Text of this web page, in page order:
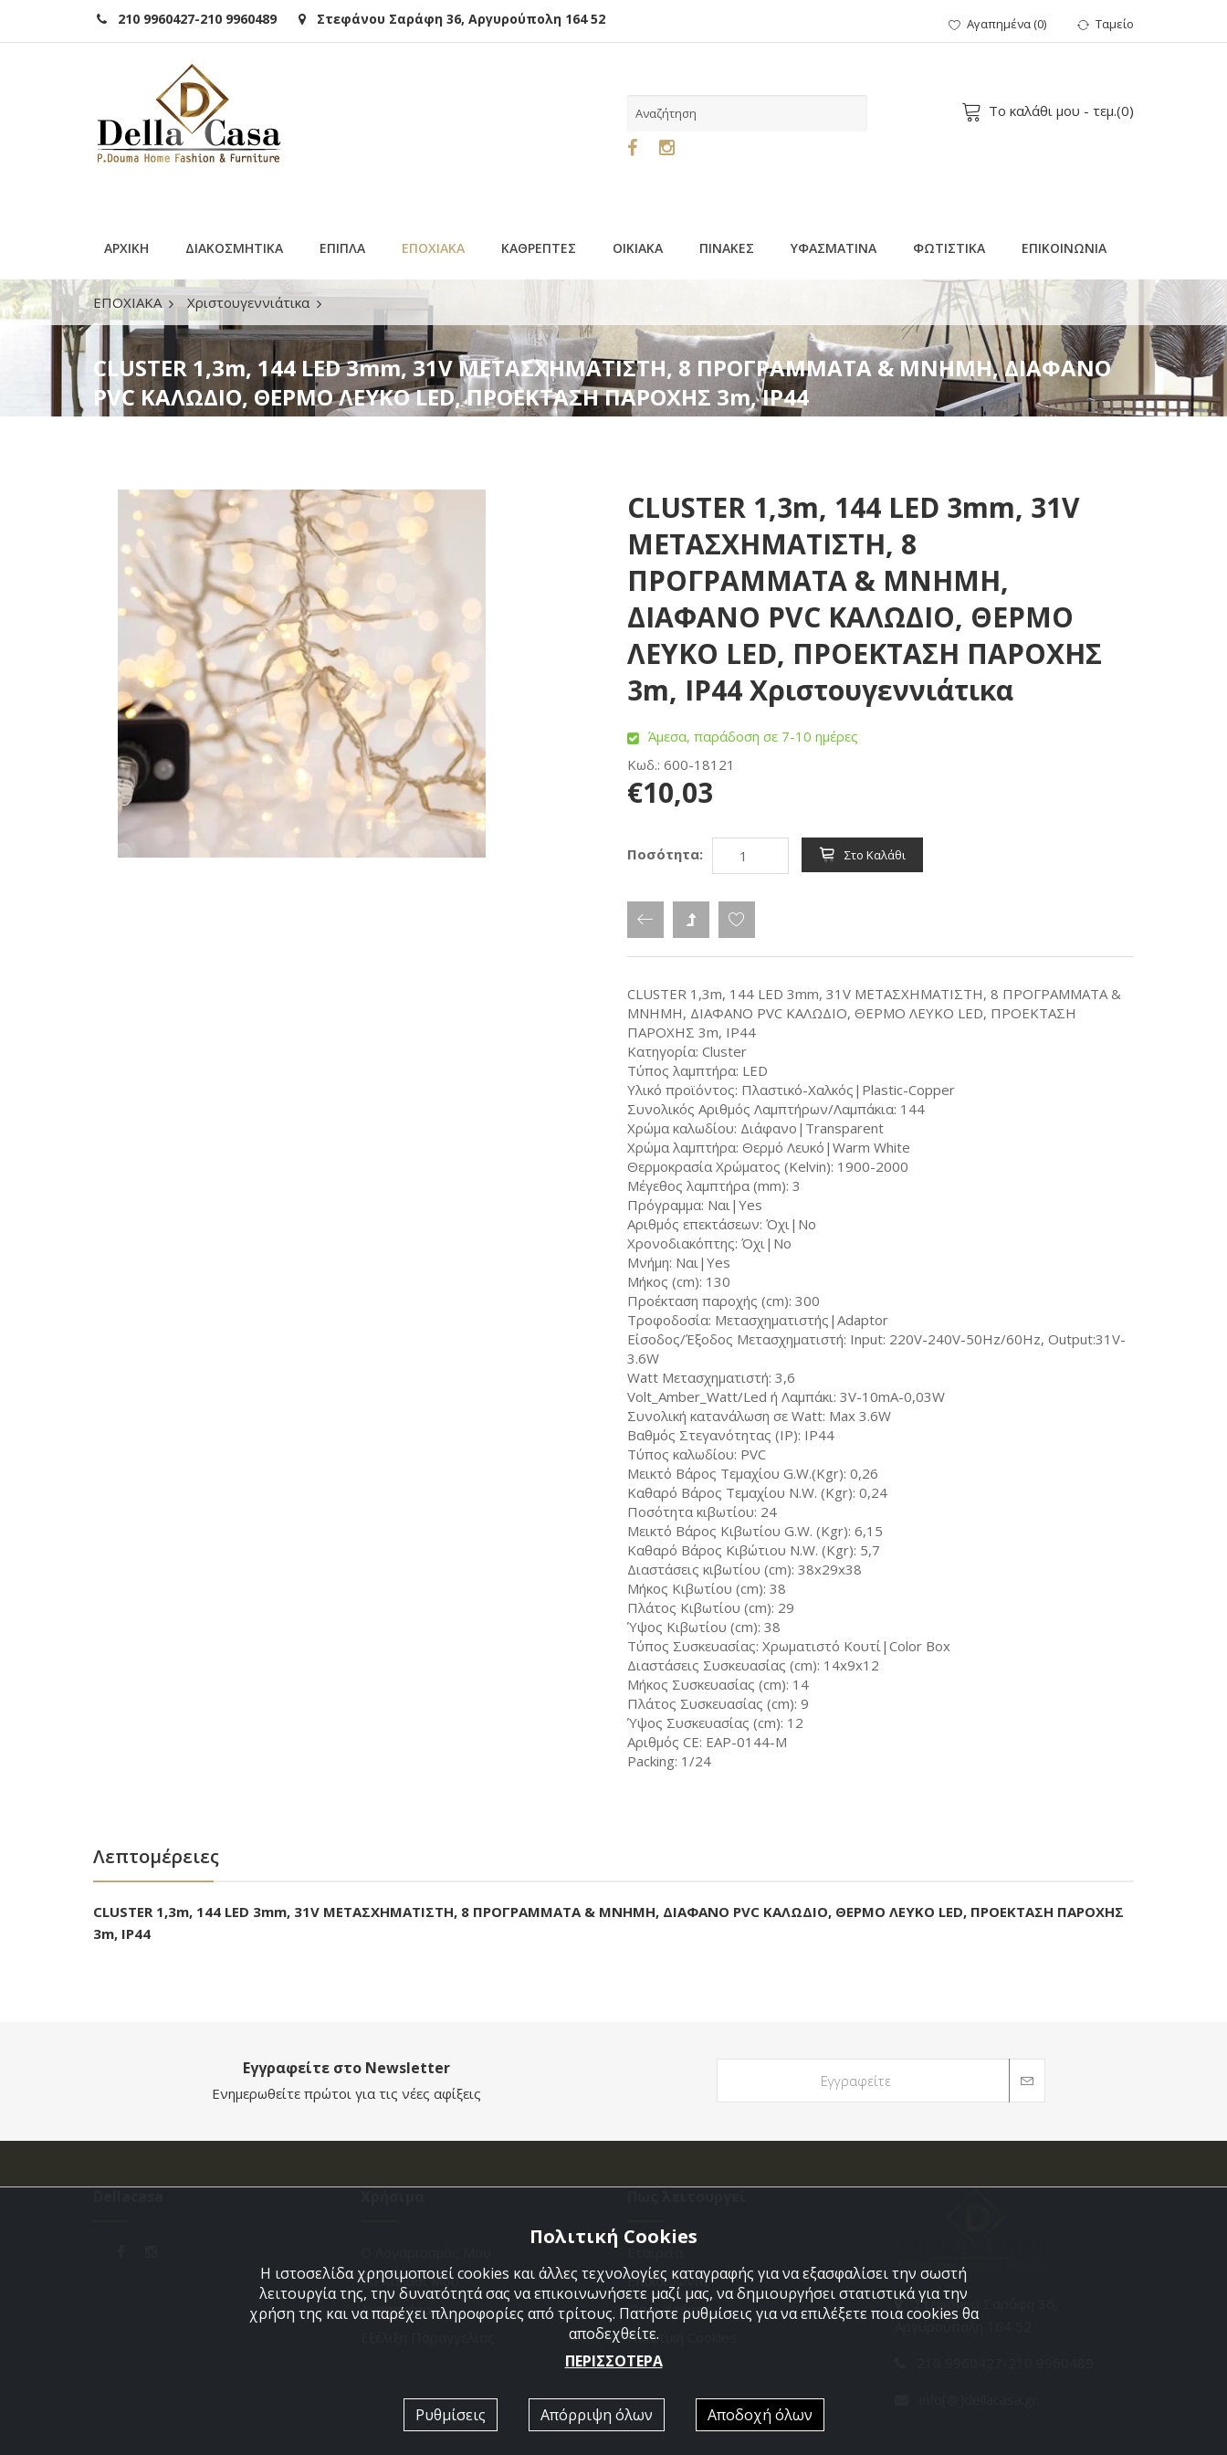
210 9960427-210 9960489 Στεφάνου Σαράφη 36, Αργυρούπολη 164 52 Αγαπημένα(0) Ταμείο
Το καλάθι μου - τεμ.(0)
ΑΡΧΙΚΗ ΔΙΑΚΟΣΜΗΤΙΚΑ ΕΠΙΠΛΑ ΕΠΟΧΙΑΚΑ ΚΑΘΡΕΠΤΕΣ ΟΙΚΙΑΚΑ ΠΙΝΑΚΕΣ ΥΦΑΣΜΑΤΙΝΑ ΦΩΤΙΣΤΙΚΑ ΕΠΙΚΟΙΝΩΝΙΑ
ΕΠΟΧΙΑΚΑ Χριστουγεννιάτικα
CLUSTER 1,3m, 144 LED 3mm, 31V ΜΕΤΑΣΧΗΜΑΤΙΣΤΗ, 8 ΠΡΟΓΡΑΜΜΑΤΑ & ΜΝΗΜΗ, ΔΙΑΦΑΝΟ PVC ΚΑΛΩΔΙΟ, ΘΕΡΜΟ ΛΕΥΚΟ LED, ΠΡΟΕΚΤΑΣΗ ΠΑΡΟΧΗΣ
3m, IP44
CLUSTER 1,3m, 144 LED 3mm, 31V ΜΕΤΑΣΧΗΜΑΤΙΣΤΗ, 8 ΠΡΟΓΡΑΜΜΑΤΑ & ΜΝΗΜΗ, ΔΙΑΦΑΝΟ
PVC ΚΑΛΩΔΙΟ, ΘΕΡΜΟ ΛΕΥΚΟ LED, ΠΡΟΕΚΤΑΣΗ ΠΑΡΟΧΗΣ 3m, IP44
CLUSTER 1,3m, 144 LED 3mm, 31V
ΜΕΤΑΣΧΗΜΑΤΙΣΤΗ, 8
ΠΡΟΓΡΑΜΜΑΤΑ & ΜΝΗΜΗ,
ΔΙΑΦΑΝΟ PVC ΚΑΛΩΔΙΟ, ΘΕΡΜΟ
ΛΕΥΚΟ LED, ΠΡΟΕΚΤΑΣΗ ΠΑΡΟΧΗΣ
3m, IP44 Χριστουγεννιάτικα
Άμεσα, παράδοση σε 7-10 ημέρες
Κωδ.: 600-18121
€10,03
Ποσότητα: Στο Καλάθι
CLUSTER 1,3m, 144 LED 3mm, 31V ΜΕΤΑΣΧΗΜΑΤΙΣΤΗ, 8 ΠΡΟΓΡΑΜΜΑΤΑ &
ΜΝΗΜΗ, ΔΙΑΦΑΝΟ PVC ΚΑΛΩΔΙΟ, ΘΕΡΜΟ ΛΕΥΚΟ LED, ΠΡΟΕΚΤΑΣΗ
ΠΑΡΟΧΗΣ 3m, IP44
Κατηγορία: Cluster
Τύπος λαμπτήρα: LED
Υλικό προϊόντος: Πλαστικό-Χαλκός|Plastic-Copper
Συνολικός Αριθμός Λαμπτήρων/Λαμπάκια: 144
Χρώμα καλωδίου: Διάφανο|Transparent
Χρώμα λαμπτήρα: Θερμό Λευκό|Warm White
Θερμοκρασία Χρώματος (Kelvin): 1900-2000
Μέγεθος λαμπτήρα (mm): 3
Πρόγραμμα: Ναι|Yes
Αριθμός επεκτάσεων: Όχι|No
Χρονοδιακόπτης: Όχι|No
Μνήμη: Ναι|Yes
Μήκος (cm): 130
Προέκταση παροχής (cm): 300
Τροφοδοσία: Μετασχηματιστής|Adaptor
Είσοδος/Έξοδος Μετασχηματιστή: Input: 220V-240V-50Hz/60Hz, Output:31V-
3.6W
Watt Μετασχηματιστή: 3,6
Volt_Amber_Watt/Led ή Λαμπάκι: 3V-10mA-0,03W
Συνολική κατανάλωση σε Watt: Max 3.6W
Βαθμός Στεγανότητας (IP): IP44
Τύπος καλωδίου: PVC
Μεικτό Βάρος Τεμαχίου G.W.(Kgr): 0,26
Καθαρό Βάρος Τεμαχίου N.W. (Kgr): 0,24
Ποσότητα κιβωτίου: 24
Μεικτό Βάρος Κιβωτίου G.W. (Kgr): 6,15
Καθαρό Βάρος Κιβώτιου N.W. (Kgr): 5,7
Διαστάσεις κιβωτίου (cm): 38x29x38
Μήκος Κιβωτίου (cm): 38
Πλάτος Κιβωτίου (cm): 29
Ύψος Κιβωτίου (cm): 38
Τύπος Συσκευασίας: Χρωματιστό Κουτί|Color Box
Διαστάσεις Συσκευασίας (cm): 14x9x12
Μήκος Συσκευασίας (cm): 14
Πλάτος Συσκευασίας (cm): 9
Ύψος Συσκευασίας (cm): 12
Αριθμός CE: EAP-0144-M
Packing: 1/24
Λεπτομέρειες
CLUSTER 1,3m, 144 LED 3mm, 31V ΜΕΤΑΣΧΗΜΑΤΙΣΤΗ, 8 ΠΡΟΓΡΑΜΜΑΤΑ & ΜΝΗΜΗ, ΔΙΑΦΑΝΟ PVC ΚΑΛΩΔΙΟ, ΘΕΡΜΟ ΛΕΥΚΟ LED, ΠΡΟΕΚΤΑΣΗ ΠΑΡΟΧΗΣ
3m, IP44
Εγγραφείτε στο Newsletter
Ενημερωθείτε πρώτοι για τις νέες αφίξεις
Το Καλάθι Μου
Αγαπημένα
Επικοινωνια
Όροι Χρήσης
Πολιτική Cookies
Στεφάνου Σαράφη 36,
Πολιτική Cookies
Η ιστοσελίδα χρησιμοποιεί cookies και άλλες τεχνολογίες καταγραφής για να εξασφαλίσει την σωστή
λειτουργία της, την δυνατότητά σας να επικοινωνήσετε μαζί μας, να δημιουργήσει στατιστικά για την
χρήση της και να παρέχει πληροφορίες από τρίτους. Πατήστε ρυθμίσεις για να επιλέξετε ποια cookies θα
αποδεχθείτε.
ΠΕΡΙΣΣΟΤΕΡΑ
Ρυθμίσεις Απόρριψη όλων Αποδοχή όλων